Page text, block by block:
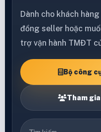
Dành cho khách
đồng seller hoặc
trợ vận hành TMĐT
Bộ công
Tham